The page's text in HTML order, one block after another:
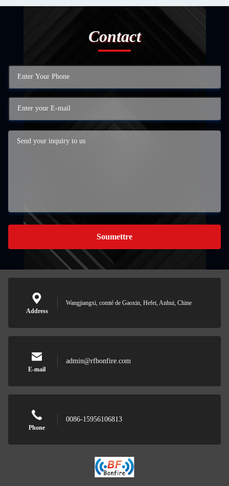
Contact
Soumettre
Address
Wangjiangxi, comté de Gaoxin, Hefei, Anhui, Chine
E-mail
admin@rfbonfire.com
Phone
0086-15956106813